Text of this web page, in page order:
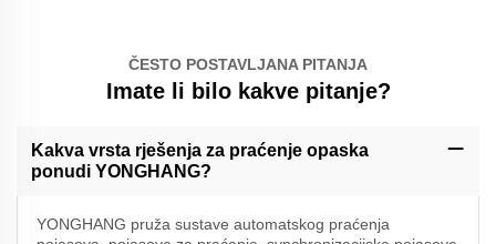
ČESTO POSTAVLJANA PITANJA
Imate li bilo kakve pitanje?
Kakva vrsta rješenja za praćenje opaska
ponudi YONGHANG?
YONGHANG pruža sustave automatskog praćenja